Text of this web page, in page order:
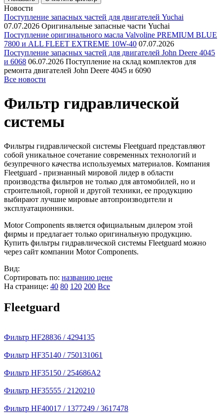
Новости
Поступление запасных частей для двигателей Yuchai
07.07.2026 Оригинальные запасные части Yuchai
Поступление оригинального масла Valvoline PREMIUM BLUE
7800 и ALL FLEET EXTREME 10W-40 07.07.2026
Поступление запасных частей для двигателей John Deere 4045
и 6068 06.07.2026 Поступление на склад комплектов для
ремонта двигателей John Deere 4045 и 6090
Все новости
Фильтр гидравлической
системы
Фильтры гидравлической системы Fleetguard представляют
собой уникальное сочетание современных технологий и
безупречного качества используемых материалов. Компания
Fleetguard - признанный мировой лидер в области
производства фильтров не только для автомобилей, но и
строительной, горной и другой техники, ее продукцию
выбирают лучшие мировые автопроизводители и
эксплуатационники.
Motor Components является официальным дилером этой
фирмы и предлагает только оригинальную продукцию.
Купить фильтры гидравлической системы Fleetguard можно
через сайт компании Motor Components.
Вид:
Сортировать по: названию цене
На странице: 40 80 120 200 Все
Fleetguard
Фильтр HF28836 / 4294135
Фильтр HF35140 / 750131061
Фильтр HF35150 / 254686A2
Фильтр HF35555 / 2120210
Фильтр HF40017 / 1377249 / 3617478